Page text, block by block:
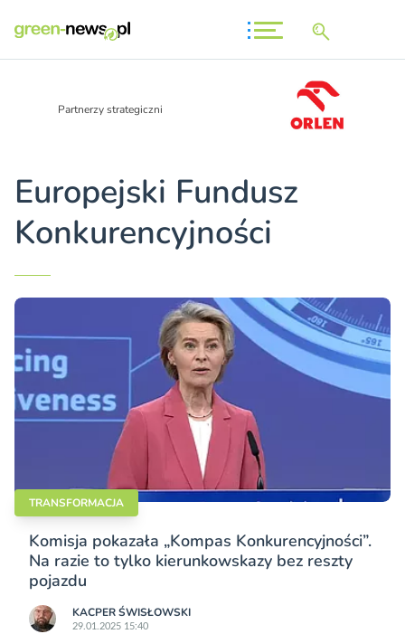
Partnerzy strategiczni
Europejski Fundusz
Konkurencyjności
TRANSFORMACJA
Komisja pokazała „Kompas Konkurencyjności”.
Na razie to tylko kierunkowskazy bez reszty
pojazdu
KACPER ŚWISŁO­WSKI
29.01.2025 15:40